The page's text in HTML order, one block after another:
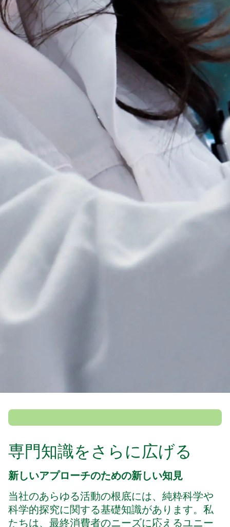
専門知識をさらに広げる
新しいアプローチのための新しい知見
当社のあらゆる活動の根底には、純粋科学や
科学的探究に関する基礎知識があります。私
たちは、最終消費者のニーズに応えるユニー